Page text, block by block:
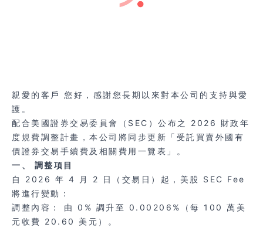
親愛的客戶 您好，感謝您長期以來對本公司的支持與愛
護。
配合美國證券交易委員會（SEC）公布之 2026 財政年
度規費調整計畫，本公司將同步更新「受託買賣外國有
價證券交易手續費及相關費用一覽表」。
一、 調整項目
自 2026 年 4 月 2 日（交易日）起，美股 SEC Fee
將進行變動：
調整內容： 由 0% 調升至 0.00206%（每 100 萬美
元收費 20.60 美元）。